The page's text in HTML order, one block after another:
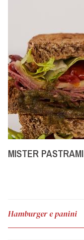
MISTER PASTRAMI
Hamburger e panini